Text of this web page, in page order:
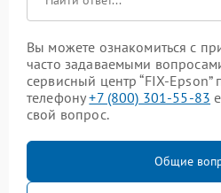
Вы можете ознакомиться с
часто задаваемыми
сервисный центр “FIX-
телефону+7 (800) 301-55-83
свой вопрос.
Общие